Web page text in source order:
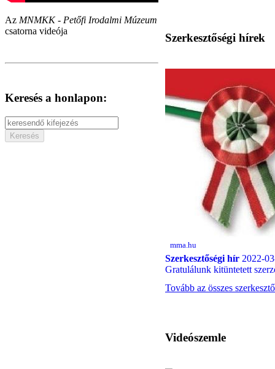
Az MNMKK - Petőfi Irodalmi Múzeum
csatorna videója
Keresés a honlapon:
Szerkesztőségi hírek
mma.hu
Szerkesztőségi hír 2022-
Gratulálunk kitüntetett
Tovább az összes
Videószemle